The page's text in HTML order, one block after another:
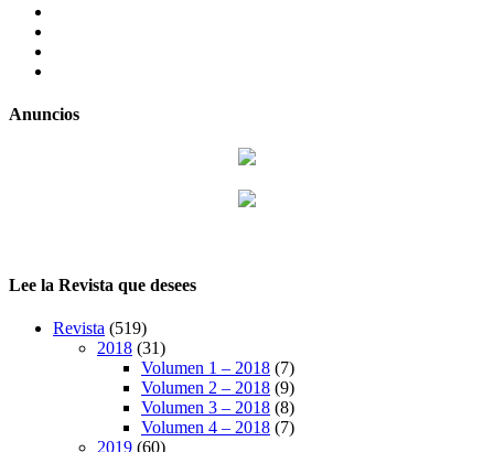
Anuncios
Lee la Revista que desees
Revista (519)
2018 (31)
Volumen 1 – 2018 (7)
Volumen 2 – 2018 (9)
Volumen 3 – 2018 (8)
Volumen 4 – 2018 (7)
2019 (60)